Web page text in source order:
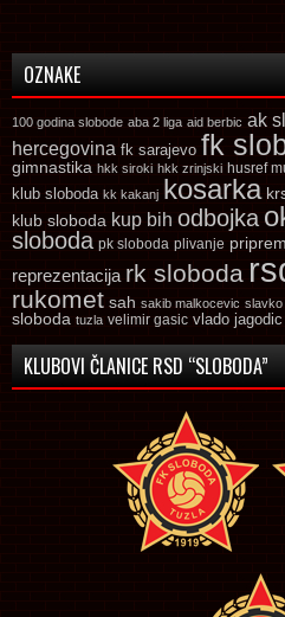
OZNAKE
100 godina slobode aba 2 liga aid berbic ak
hercegovina fk sarajevo fk
gimnastika hkk siroki hkk zrinjski husref
klub sloboda kk kakanj kosarka
klub sloboda kup bih odbojka
sloboda pk sloboda plivanje
reprezentacija rk sloboda
rukomet sah sakib malkocevic slavko
sloboda tuzla velimir gasic vlado jagodic
KLUBOVI ČLANICE RSD “SLOBODA”